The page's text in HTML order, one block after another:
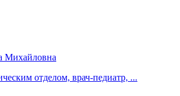
Михайловна
отделом, врач-педиатр, ...